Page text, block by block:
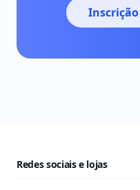
Redes sociais e lojas